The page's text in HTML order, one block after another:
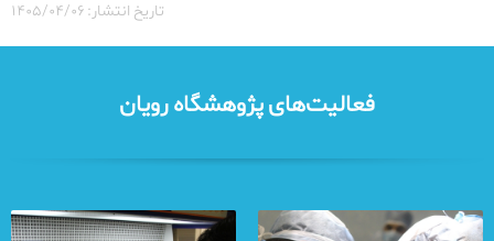
تاریخ انتشار: ۱۴۰۵/۰۴/۰۶
فعالیت‌های پژوهشگاه رویان